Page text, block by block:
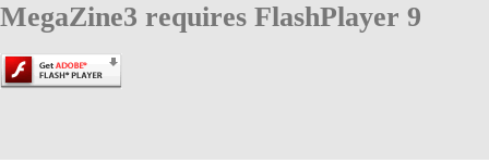
MegaZine3 requires FlashPlayer 9